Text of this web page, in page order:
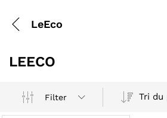
LeEco
LEECO
Filter